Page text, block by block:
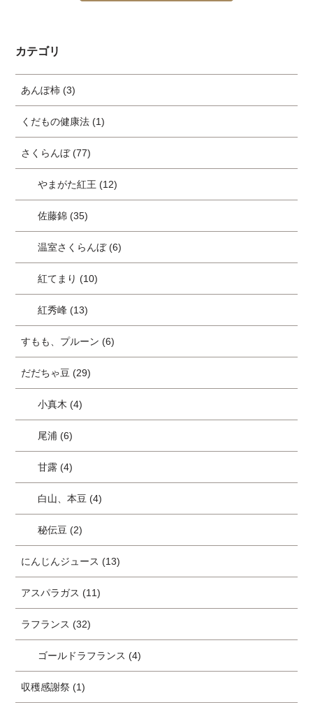
カテゴリ
あんぽ柿 (3)
くだもの健康法 (1)
さくらんぼ (77)
やまがた紅王 (12)
佐藤錦 (35)
温室さくらんぼ (6)
紅てまり (10)
紅秀峰 (13)
すもも、プルーン (6)
だだちゃ豆 (29)
小真木 (4)
尾浦 (6)
甘露 (4)
白山、本豆 (4)
秘伝豆 (2)
にんじんジュース (13)
アスパラガス (11)
ラフランス (32)
ゴールドラフランス (4)
収穫感謝祭 (1)